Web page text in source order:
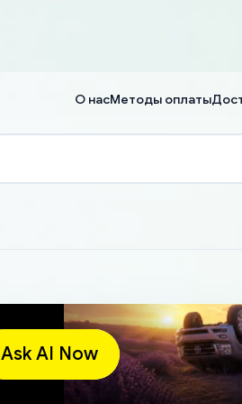
О насМетоды оплаты
Ask AI Now